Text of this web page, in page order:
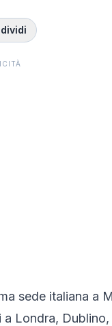
sede italiana a
Londra,